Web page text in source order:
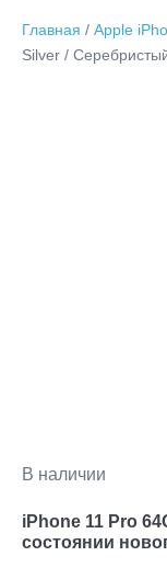
Главная / Apple
Silver /
В наличии
iPhone 11 Pro
состоянии